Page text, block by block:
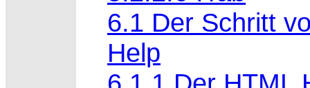
6.1 Der Schritt
Help